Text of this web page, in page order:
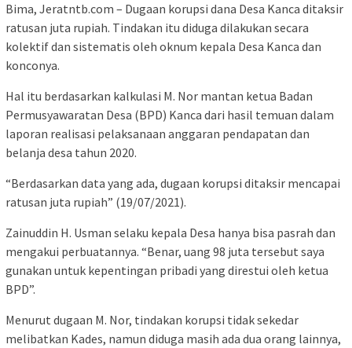
Bima, Jeratntb.com – Dugaan korupsi dana Desa Kanca ditaksir
ratusan juta rupiah. Tindakan itu diduga dilakukan secara
kolektif dan sistematis oleh oknum kepala Desa Kanca dan
konconya.
Hal itu berdasarkan kalkulasi M. Nor mantan ketua Badan
Permusyawaratan Desa (BPD) Kanca dari hasil temuan dalam
laporan realisasi pelaksanaan anggaran pendapatan dan
belanja desa tahun 2020.
“Berdasarkan data yang ada, dugaan korupsi ditaksir mencapai
ratusan juta rupiah” (19/07/2021).
Zainuddin H. Usman selaku kepala Desa hanya bisa pasrah dan
mengakui perbuatannya. “Benar, uang 98 juta tersebut saya
gunakan untuk kepentingan pribadi yang direstui oleh ketua
BPD”.
Menurut dugaan M. Nor, tindakan korupsi tidak sekedar
melibatkan Kades, namun diduga masih ada dua orang lainnya,